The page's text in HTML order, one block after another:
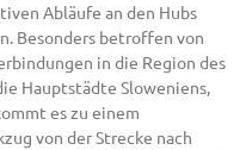
Abläufe an den Hubs
Besonders betroffen von
in die Region des
Hauptstädte Sloweniens,
es zu einem
von der Strecke nach